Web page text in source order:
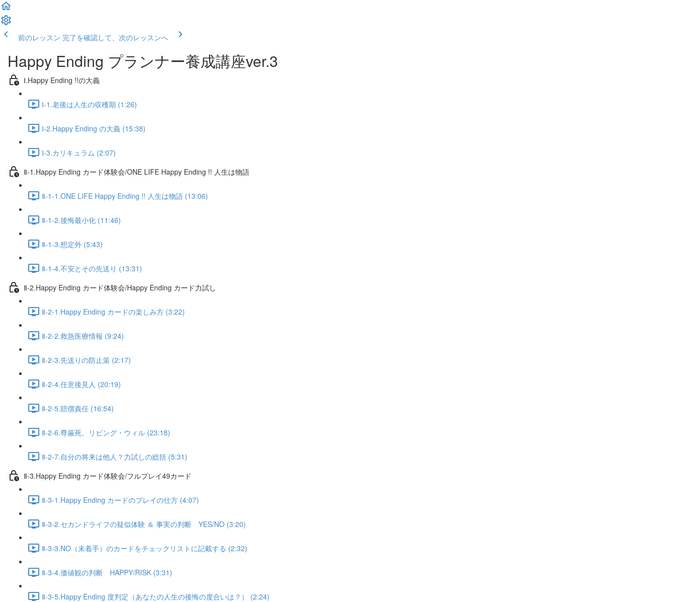
前のレッスン 完了を確認して、次のレッスンへ
Happy Ending プランナー養成講座ver.3
Ⅰ.Happy Ending !!の大義
Ⅰ-1.老後は人生の収穫期 (1:26)
Ⅰ-2.Happy Ending の大義 (15:38)
Ⅰ-3.カリキュラム (2:07)
Ⅱ-1.Happy Ending カード体験会/ONE LIFE Happy Ending !! 人生は物語
Ⅱ-1-1.ONE LIFE Happy Ending !! 人生は物語 (13:06)
Ⅱ-1-2.後悔最小化 (11:46)
Ⅱ-1-3.想定外 (5:43)
Ⅱ-1-4.不安とその先送り (13:31)
Ⅱ-2.Happy Ending カード体験会/Happy Ending カード力試し
Ⅱ-2-1.Happy Ending カードの楽しみ方 (3:22)
Ⅱ-2-2.救急医療情報 (9:24)
Ⅱ-2-3.先送りの防止策 (2:17)
Ⅱ-2-4.任意後見人 (20:19)
Ⅱ-2-5.賠償責任 (16:54)
Ⅱ-2-6.尊厳死、リビング・ウィル (23:18)
Ⅱ-2-7.自分の将来は他人？力試しの総括 (5:31)
Ⅱ-3.Happy Ending カード体験会/フルプレイ49カード
Ⅱ-3-1.Happy Ending カードのプレイの仕方 (4:07)
Ⅱ-3-2.セカンドライフの疑似体験 ＆ 事実の判断 YES/NO (3:20)
Ⅱ-3-3.NO（未着手）のカードをチェックリストに記載する (2:32)
Ⅱ-3-4.価値観の判断 HAPPY/RISK (3:31)
Ⅱ-3-5.Happy Ending 度判定（あなたの人生の後悔の度合いは？） (2:24)